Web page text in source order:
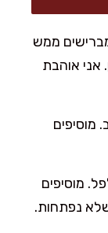
עם נייר אפייה, מברישים ממש
עדין. אני אוהבת
דק׳ עד שקוף וזהוב. מוסיפים
מוסיפים